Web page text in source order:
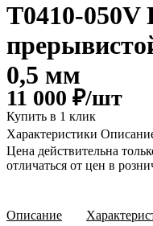
T0410-050V
0,5 мм
11 000 ₽/шт
Купить в 1 клик
Характеристики
Цена действительна
отличаться от цен в
Описание